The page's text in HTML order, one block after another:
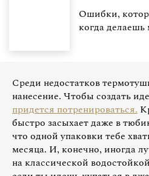
Ошибки,
когда
Среди недостатков
нанесение. Чтобы создать
придется потренироваться.
быстро засыхает даже в
что одной упаковки тебе
месяца. И, конечно, иногда
на классической